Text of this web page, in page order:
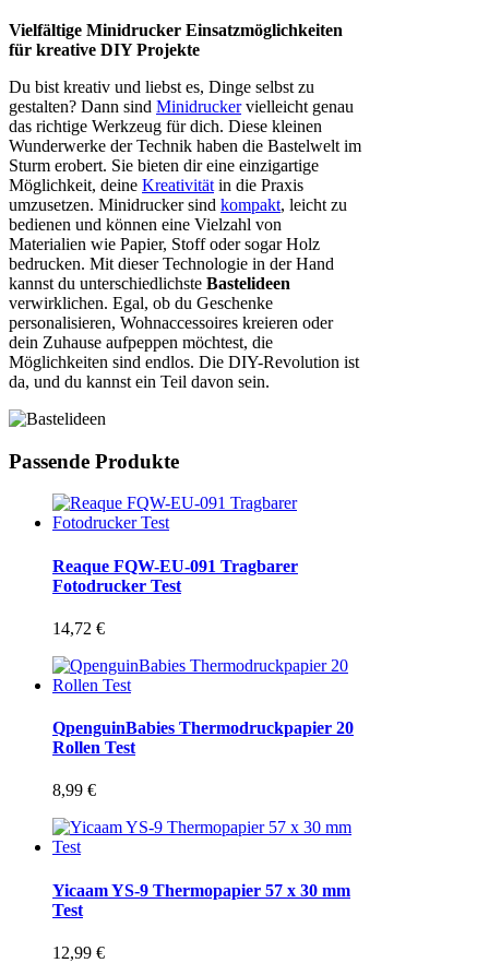
Vielfältige Minidrucker Einsatzmöglichkeiten
für kreative DIY Projekte
Du bist kreativ und liebst es, Dinge selbst zu
gestalten? Dann sind Minidruckervielleicht genau
das richtige Werkzeug für dich. Diese kleinen
Wunderwerke der Technik haben die Bastelwelt im
Sturm erobert. Sie bieten dir eine einzigartige
Möglichkeit, deine Kreativität in die Praxis
umzusetzen. Minidrucker sind kompakt, leicht zu
bedienen und können eine Vielzahl von
Materialien wie Papier, Stoff oder sogar Holz
bedrucken. Mit dieser Technologie in der Hand
kannst du unterschiedlichste Bastelideen
verwirklichen. Egal, ob du Geschenke
personalisieren, Wohnaccessoires kreieren oder
dein Zuhause aufpeppen möchtest, die
Möglichkeiten sind endlos. Die DIY-Revolution ist
da, und du kannst ein Teil davon sein.
Passende Produkte
Reaque FQW-EU-091 Tragbarer
Fotodrucker Test
14,72 €
QpenguinBabies Thermodruckpapier 20
Rollen Test
8,99 €
Yicaam YS-9 Thermopapier 57 x 30 mm
Test
12,99 €